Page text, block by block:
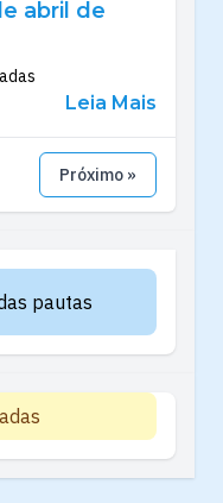
abril de
Leia Mais
Próximo »
pautas